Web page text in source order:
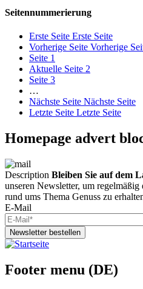
Seitennummerierung
Erste Seite Erste Seite
Vorherige Seite Vorherige
Seite 1
Aktuelle Seite 2
Seite 3
…
Nächste Seite Nächste Seite
Letzte Seite Letzte Seite
Homepage advert
Description Bleiben Sie auf dem
unseren Newsletter, um
rund ums Thema Genuss zu
E-Mail
Newsletter bestellen
Footer menu (DE)